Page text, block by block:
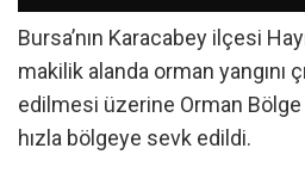
Bursa’nın Karacabey ilçesi
makilik alanda orman yangını
edilmesi üzerine Orman
hızla bölgeye sevk edildi.